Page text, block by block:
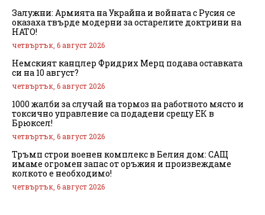
Залужни: Армията на Украйна и войната с Русия се
оказаха твърде модерни за остарелите доктрини на
НАТО!
четвъртък, 6 август 2026
Немският канцлер Фридрих Мерц подава оставката
си на 10 август?
четвъртък, 6 август 2026
1000 жалби за случай на тормоз на работното място и
токсично управление са подадени срещу ЕК в
Брюксел!
четвъртък, 6 август 2026
Тръмп строи военен комплекс в Белия дом: САЩ
имаме огромен запас от оръжия и произвеждаме
колкото е необходимо!
четвъртък, 6 август 2026